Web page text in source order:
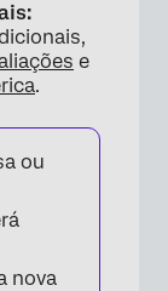
e
.
ou
nova